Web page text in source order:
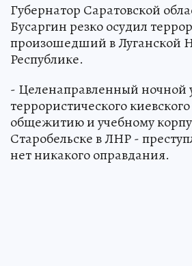
Губернатор Саратовской
Бусаргин резко осудил
произошедший в Луганской
Республике.
- Целенаправленный ночной
террористического
общежитию и учебному
Старобельске в ЛНР -
нет никакого оправдания.